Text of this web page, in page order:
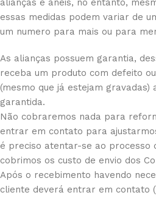
alianças e anéis, no entanto,
essas medidas podem variar de
um numero para mais ou para
As alianças possuem garantia,
receba um produto com defeito
(mesmo que já estejam gravadas)
garantida.
Não cobraremos nada para
entrar em contato para
é preciso atentar-se ao processo
cobrimos os custo de envio dos
Após o recebimento havendo
cliente deverá entrar em contato